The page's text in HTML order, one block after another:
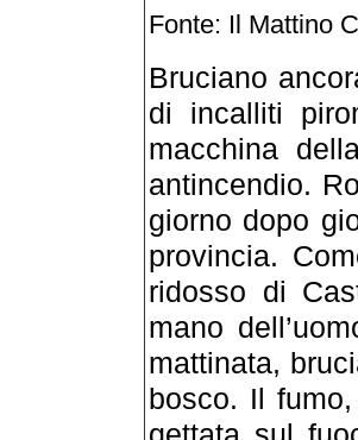
Fonte: Il Mattino
Bruciano
di incalliti
macchina
antincendio.
giorno dopo
provincia.
ridosso di
mano
mattinata,
bosco. Il fumo,